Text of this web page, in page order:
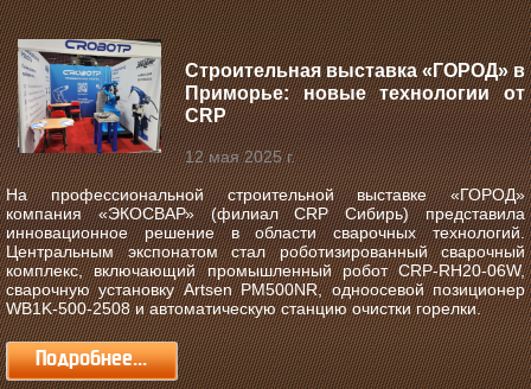
Строительная выставка «ГОРОД» в
Приморье: новые технологии от
CRP
12 мая 2025 г.
На профессиональной строительной выставке «ГОРОД»
компания «ЭКОСВАР» (филиал CRP Сибирь) представила
инновационное решение в области сварочных технологий.
Центральным экспонатом стал роботизированный сварочный
комплекс, включающий промышленный робот CRP-RH20-06W,
сварочную установку Artsen PM500NR, одноосевой позиционер
WB1K-500-2508 и автоматическую станцию очистки горелки.
Подробнее...